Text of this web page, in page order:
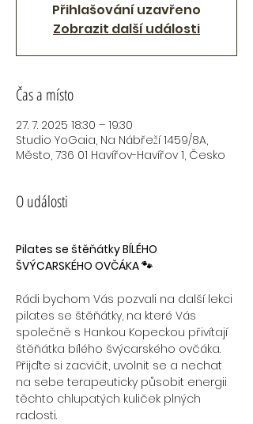
Přihlašování uzavřeno
Zobrazit další události
Čas a místo
27. 7. 2025 18:30 – 19:30
Studio YoGaia, Na Nábřeží 1459/8A,
Město, 736 01 Havířov-Havířov 1, Česko
O události
Pilates se štěňátky BÍLÉHO
ŠVÝCARSKÉHO OVČÁKA 🐾
Rádi bychom Vás pozvali na další lekci
pilates se štěňátky, na které Vás
společně s Hankou Kopeckou přivítají
štěňátka bílého švýcarského ovčáka.
Přijďte si zacvičit, uvolnit se a nechat
na sebe terapeuticky působit energii
těchto chlupatých kuliček plných
radosti.